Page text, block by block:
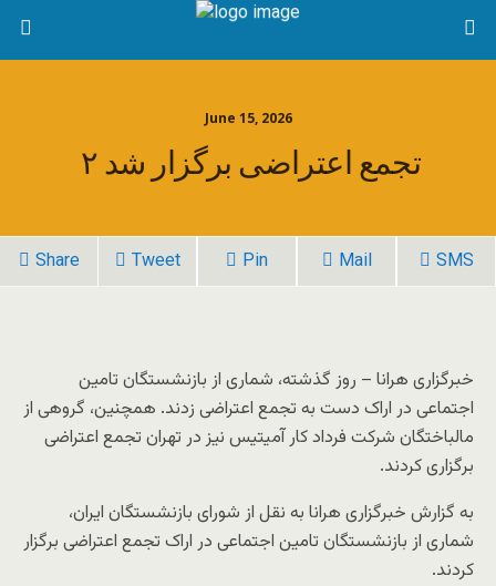
June 15, 2026
۲ تجمع اعتراضی برگزار شد
Share Tweet Pin Mail SMS
خبرگزاری هرانا – روز گذشته، شماری از بازنشستگان تامین
اجتماعی در اراک دست به تجمع اعتراضی زدند. همچنین، گروهی از
مالباختگان شرکت فرداد کار آمیتیس نیز در تهران تجمع اعتراضی
برگزاری کردند.
به گزارش خبرگزاری هرانا به نقل از شورای بازنشستگان ایران،
شماری از بازنشستگان تامین اجتماعی در اراک تجمع اعتراضی برگزار
کردند.